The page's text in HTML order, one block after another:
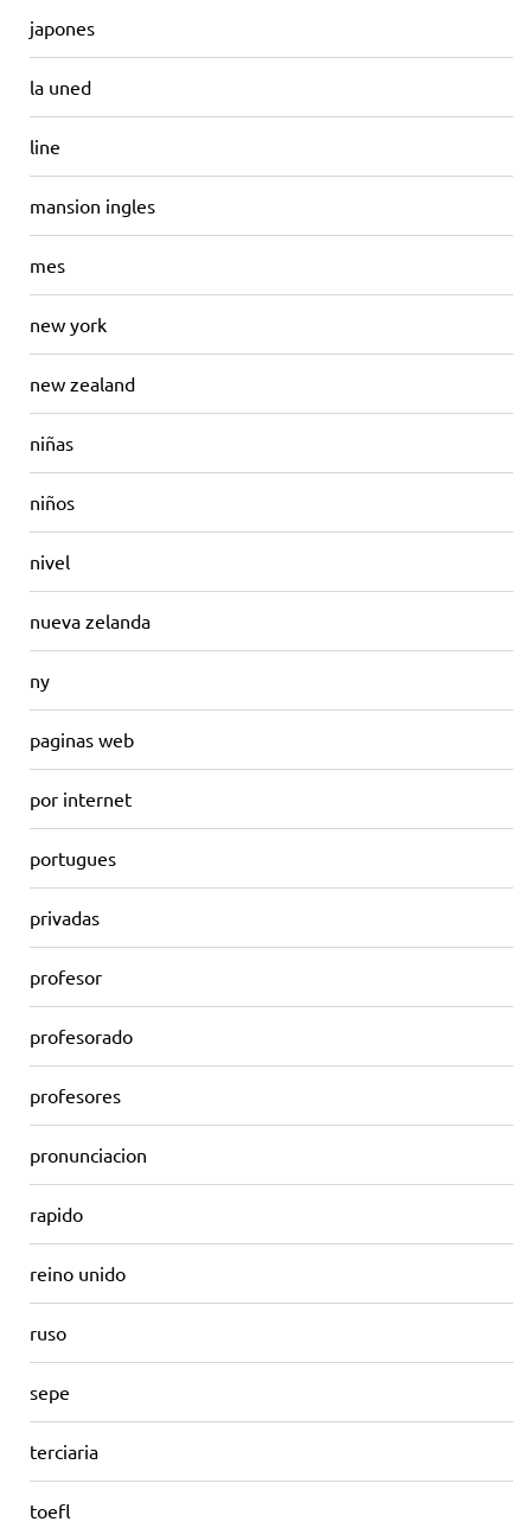
japones
la uned
line
mansion ingles
mes
new york
new zealand
niñas
niños
nivel
nueva zelanda
ny
paginas web
por internet
portugues
privadas
profesor
profesorado
profesores
pronunciacion
rapido
reino unido
ruso
sepe
terciaria
toefl